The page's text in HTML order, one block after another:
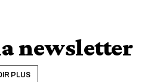
newsletter
PLUS